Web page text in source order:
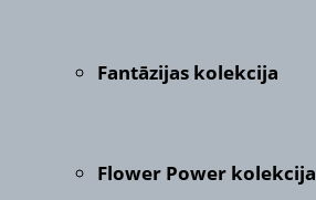
Fantāzijas kolekcija
Flower Power kolekcija